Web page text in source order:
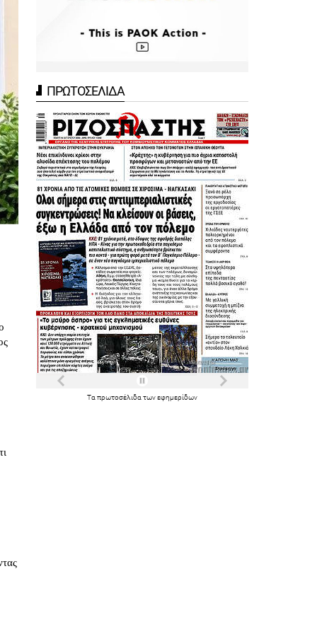
ΠΡΩΤΟΣΕΛΙΔΑ
Τα πρωτοσέλιδα τωνεφημερίδων